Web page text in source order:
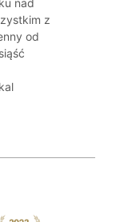
nad
z
od